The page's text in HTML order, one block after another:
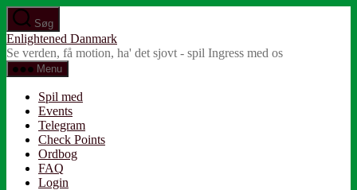
Spring
til
indholdet
Søg
Enlightened Danmark
Se verden, få motion, ha' det sjovt - spil Ingress med os
Menu
Spil med
Events
Telegram
Check Points
Ordbog
FAQ
Login